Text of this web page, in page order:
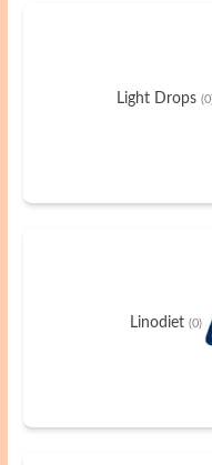
Light Drops
Linodiet (0)